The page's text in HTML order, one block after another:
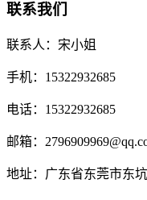
联系我们
联系人：宋小姐
手机：15322932685
电话：15322932685
邮箱：
地址：广东省东莞市东